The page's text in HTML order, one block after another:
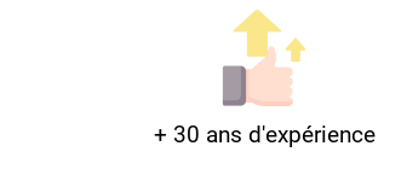
+ 30 ans d'expérience